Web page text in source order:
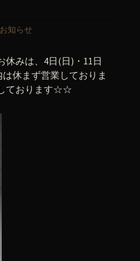
お知らせ
休みは、4日(日)・11日
休まず営業しておりま
ております☆☆